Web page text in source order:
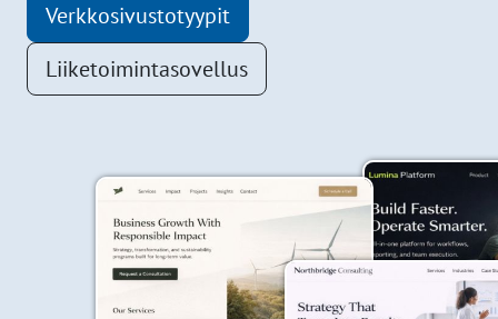
Verkkosivustotyypit
Liiketoimintasovellus